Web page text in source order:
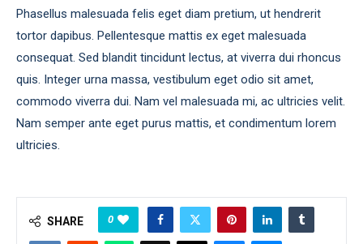
Phasellus malesuada felis eget diam pretium, ut hendrerit
tortor dapibus. Pellentesque mattis ex eget malesuada
consequat. Sed blandit tincidunt lectus, at viverra dui rhoncus
quis. Integer urna massa, vestibulum eget odio sit amet,
commodo viverra dui. Nam vel malesuada mi, ac ultricies velit.
Nam semper ante eget purus mattis, et condimentum lorem
ultricies.
SHARE 0